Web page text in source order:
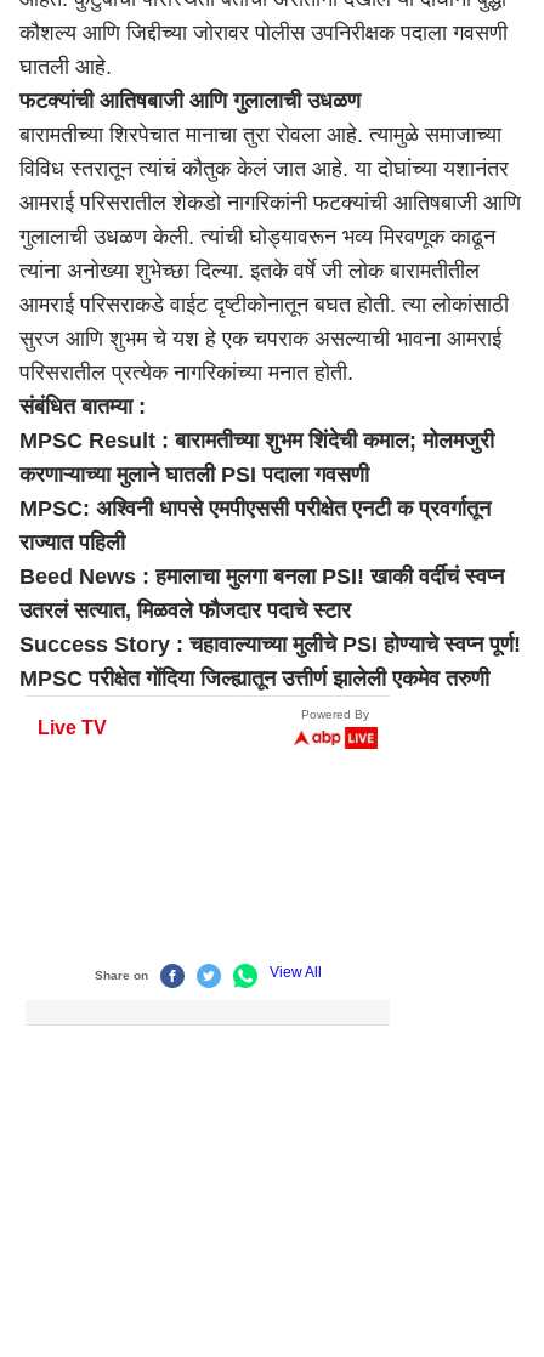
कौशल्य आणि जिद्दीच्या जोरावर पोलीस उपनिरीक्षक पदाला गवसणी
घातली आहे.
फटक्यांची आतिषबाजी आणि गुलालाची उधळण
बारामतीच्या शिरपेचात मानाचा तुरा रोवला आहे. त्यामुळे समाजाच्या
विविध स्तरातून त्यांचं कौतुक केलं जात आहे. या दोघांच्या यशानंतर
आमराई परिसरातील शेकडो नागरिकांनी फटक्यांची आतिषबाजी आणि
गुलालाची उधळण केली. त्यांची घोड्यावरून भव्य मिरवणूक काढून
त्यांना अनोख्या शुभेच्छा दिल्या. इतके वर्षे जी लोक बारामतीतील
आमराई परिसराकडे वाईट दृष्टीकोनातून बघत होती. त्या लोकांसाठी
सुरज आणि शुभम चे यश हे एक चपराक असल्याची भावना आमराई
परिसरातील प्रत्येक नागरिकांच्या मनात होती.
संबंधित बातम्या :
MPSC Result : बारामतीच्या शुभम शिंदेची कमाल; मोलमजुरी
करणाऱ्याच्या मुलाने घातली PSI पदाला गवसणी
MPSC: अश्विनी धापसे एमपीएससी परीक्षेत एनटी क प्रवर्गातून
राज्यात पहिली
Beed News : हमालाचा मुलगा बनला PSI! खाकी वर्दीचं स्वप्न
उतरलं सत्यात, मिळवले फौजदार पदाचे स्टार
Success Story : चहावाल्याच्या मुलीचे PSI होण्याचे स्वप्न पूर्ण!
MPSC परीक्षेत गोंदिया जिल्ह्यातून उत्तीर्ण झालेली एकमेव तरुणी